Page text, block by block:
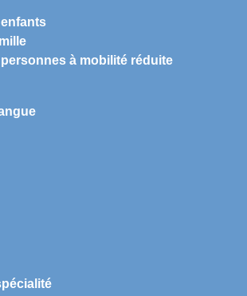
à mobilité réduite